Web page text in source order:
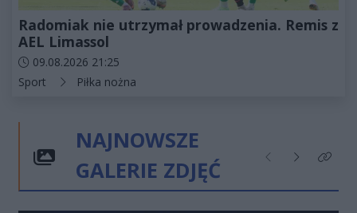
Radomiak nie utrzymał prowadzenia. Remis z
AEL Limassol
Data dodania artykułu:
09.08.2026 21:25
Kategorie artykułu:
Sport Piłka nożna
NAJNOWSZE
GALERIE ZDJĘĆ
Poprzednie
NastępneKliknij